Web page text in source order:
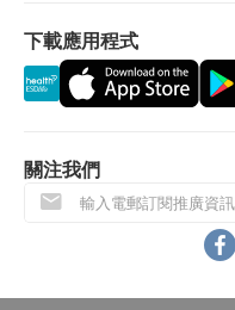
血液檢查
紅血球壓積量
血小板數目
白血球
白血球五項分類
紅血球平均血紅素
紅血球平均血紅素
腸胃癌症檢查 (雙人)
(包括：幽門螺旋菌吹
臟), 癌抗原 72.4 (胃))(
男性癌症指標檢查計劃(
(包括: 甲種胚胎蛋白(
(胃), 癌胚抗原(結腸),
癌抗原, 游離前列腺癌
HK$5,200.0
查詢，須向提供服
下載應用程式
關注我們